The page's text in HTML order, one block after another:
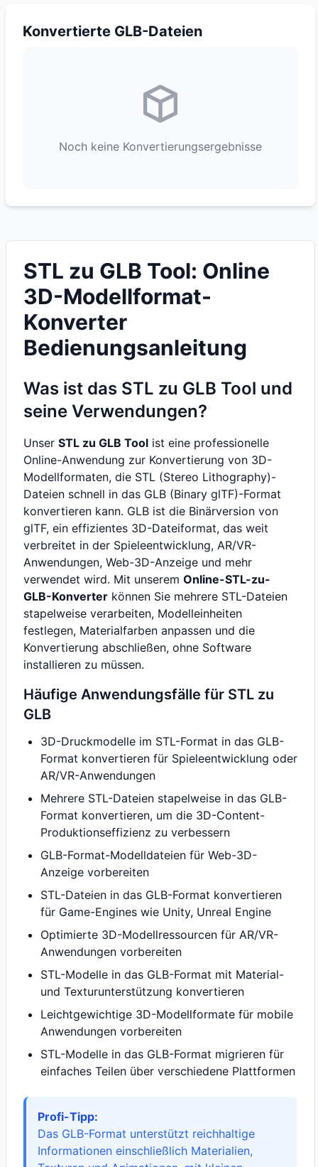
Konvertierte GLB-Dateien
Noch keine Konvertierungsergebnisse
STL zu GLB Tool: Online
3D-Modellformat-
Konverter
Bedienungsanleitung
Was ist das STL zu GLB Tool und
seine Verwendungen?
Unser STL zu GLB Tool ist eine professionelle
Online-Anwendung zur Konvertierung von 3D-
Modellformaten, die STL (Stereo Lithography)-
Dateien schnell in das GLB (Binary glTF)-Format
konvertieren kann. GLB ist die Binärversion von
glTF, ein effizientes 3D-Dateiformat, das weit
verbreitet in der Spieleentwicklung, AR/VR-
Anwendungen, Web-3D-Anzeige und mehr
verwendet wird. Mit unserem Online-STL-zu-
GLB-Konverter können Sie mehrere STL-Dateien
stapelweise verarbeiten, Modelleinheiten
festlegen, Materialfarben anpassen und die
Konvertierung abschließen, ohne Software
installieren zu müssen.
Häufige Anwendungsfälle für STL zu
GLB
3D-Druckmodelle im STL-Format in das GLB-
Format konvertieren für Spieleentwicklung oder
AR/VR-Anwendungen
Mehrere STL-Dateien stapelweise in das GLB-
Format konvertieren, um die 3D-Content-
Produktionseffizienz zu verbessern
GLB-Format-Modelldateien für Web-3D-
Anzeige vorbereiten
STL-Dateien in das GLB-Format konvertieren
für Game-Engines wie Unity, Unreal Engine
Optimierte 3D-Modellressourcen für AR/VR-
Anwendungen vorbereiten
STL-Modelle in das GLB-Format mit Material-
und Texturunterstützung konvertieren
Leichtgewichtige 3D-Modellformate für mobile
Anwendungen vorbereiten
STL-Modelle in das GLB-Format migrieren für
einfaches Teilen über verschiedene Plattformen
Profi-Tipp:
Das GLB-Format unterstützt reichhaltige
Informationen einschließlich Materialien,